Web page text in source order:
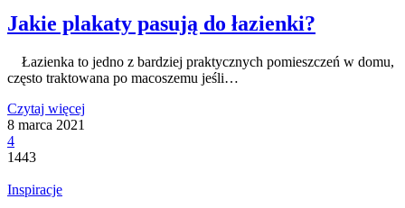
Jakie plakaty pasują do łazienki?
Łazienka to jedno z bardziej praktycznych pomieszczeń w domu,
często traktowana po macoszemu jeśli…
Czytaj więcej
8 marca 2021
4
1443
Inspiracje